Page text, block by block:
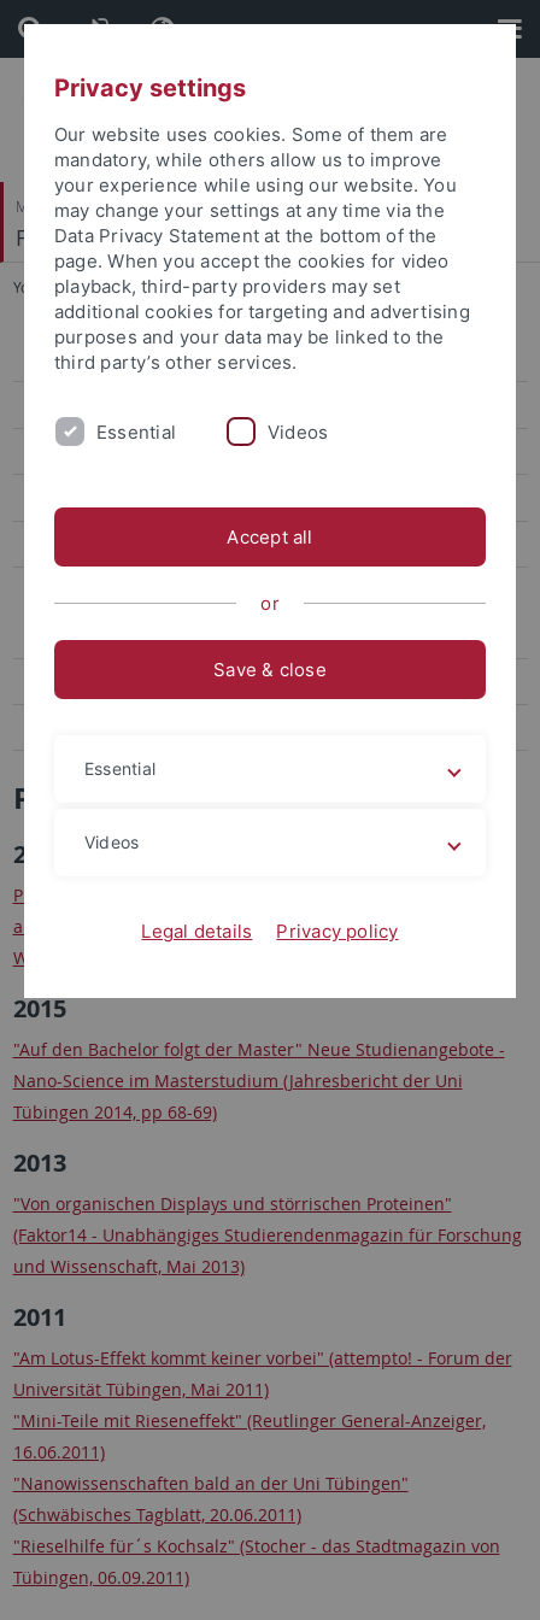
Skip
to
content
Skip
to
footer
Mathematisch-Naturwissenschaftliche Fakultät
Fachbereich Biologie
You are here: Startseite ... Pressespiegel
Home
Bachelor Nano-Science
Pressespiegel
2016
Prof. Erik Schäffer mit dem "Preis für mutige Wissenschaft"
auchgezeichnet (Pressemitteilung des
Wissenschaftsministeriums Baden-Württemberg, 05.12.2016)
2015
"Auf den Bachelor folgt der Master" Neue Studienangebote -
Nano-Science im Masterstudium (Jahresbericht der Uni
Tübingen 2014, pp 68-69)
2013
"Von organischen Displays und störrischen Proteinen"
(Faktor14 - Unabhängiges Studierendenmagazin für Forschung
und Wissenschaft, Mai 2013)
2011
"Am Lotus-Effekt kommt keiner vorbei" (attempto! - Forum der
Universität Tübingen, Mai 2011)
"Mini-Teile mit Rieseneffekt" (Reutlinger General-Anzeiger,
16.06.2011)
"Nanowissenschaften bald an der Uni Tübingen"
(Schwäbisches Tagblatt, 20.06.2011)
"Rieselhilfe für´s Kochsalz" (Stocher - das Stadtmagazin von
Tübingen, 06.09.2011)
Privacy settings
Our website uses cookies. Some of them are
mandatory, while others allow us to improve
your experience while using our website. You
may change your settings at any time via the
Data Privacy Statement at the bottom of the
page. When you accept the cookies for video
playback, third-party providers may set
additional cookies for targeting and advertising
purposes and your data may be linked to the
third party’s other services.
Essential Videos
Accept all
or
Save & close
Essential
Videos
Legal details Privacy policy